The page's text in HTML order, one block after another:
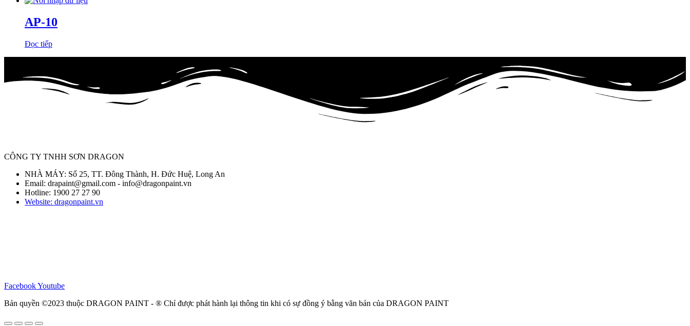
AP-10
Đọc tiếp
CÔNG TY TNHH SƠN DRAGON
NHÀ MÁY: Số 25, TT. Đông Thành, H. Đức Huệ, Long An
Email: drapaint@gmail.com - info@dragonpaint.vn
Hotline: 1900 27 27 90
Website: dragonpaint.vn
FacebookYoutube
Bản quyền ©2023 thuộc DRAGON PAINT - ® Chỉ được phát hành lại thông tin khi có sự đồng ý bằng văn bản của DRAGON PAINT